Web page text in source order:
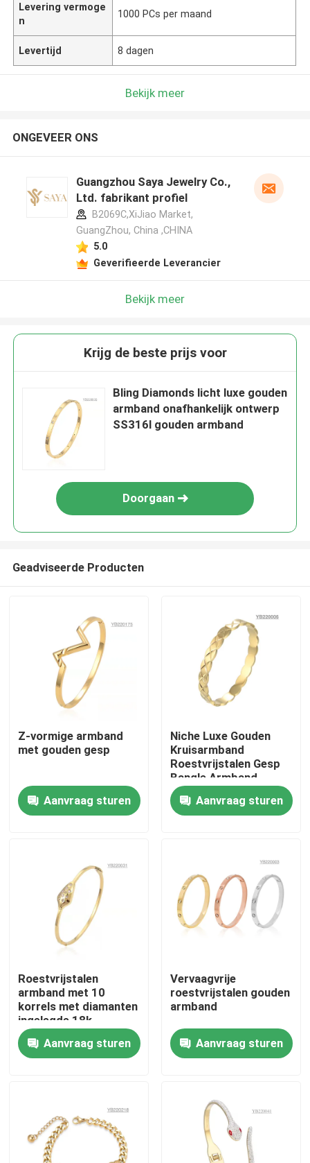
Huis
Producten
Fabrieksreis
Kwaliteitscontrole
Contacteer ons
Nieuws
Armband en armband in voorraad
Een halsketting van roestvrij staal op voorraad
Levering vermoge
n
1000 PCs per maand
Levertijd 8 dagen
Bekijk meer
ONGEVEER ONS
Guangzhou Saya Jewelry Co.,
Ltd. fabrikant profiel
B2069C,XiJiao Market,
GuangZhou, China ,CHINA
5.0
Geverifieerde Leverancier
Bekijk meer
Krijg de beste prijs voor
Bling Diamonds licht luxe gouden
armband onafhankelijk ontwerp
SS316l gouden armband
Doorgaan
Geadviseerde Producten
Z-vormige armband
met gouden gesp
Aanvraag sturen
Niche Luxe Gouden
Kruisarmband
Roestvrijstalen Gesp
Bangle Armband
Aanvraag sturen
Roestvrijstalen
armband met 10
korrels met diamanten
ingelegde 18k
roségouden armband
Aanvraag sturen
Vervaagvrije
roestvrijstalen gouden
armband
Aanvraag sturen